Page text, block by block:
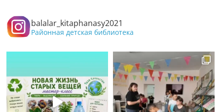
balalar_kitaphanasy2021
Районная детская библиотека